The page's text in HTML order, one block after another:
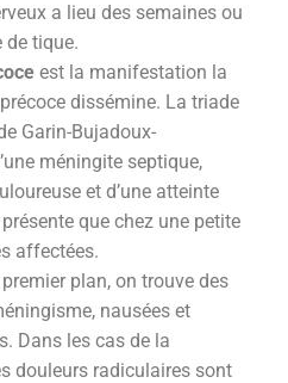
a lieu des semaines ou
de tique.
est la manifestation la
dissémine. La triade
Garin-Bujadoux-
méningite septique,
et d’une atteinte
que chez une petite
affectées.
plan, on trouve des
nausées et
Dans les cas de la
douleurs radiculaires sont